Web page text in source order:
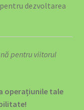
dezvoltarea
pentru viitorul
operațiunile tale